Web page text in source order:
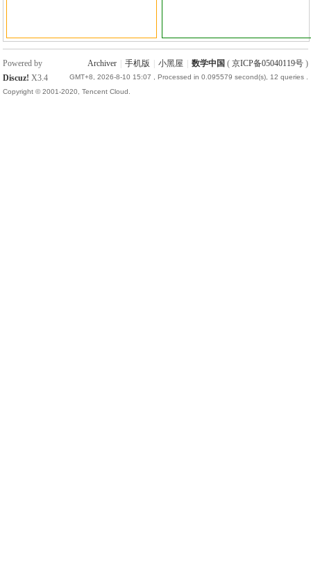
Archiver 手机版 小黑屋 数学中国 ( 京ICP备05040119号)
GMT+8, 2026-8-10 15:07 , Processed in 0.095579 second(s), 12 queries .
Powered by
Discuz! X3.4
Copyright © 2001-2020, Tencent Cloud.